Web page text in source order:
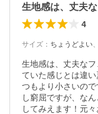
4
サイズ ： ちょうどよい、
生地感は、丈夫な
ていた感じとは違
つもより小さいの
し窮屈ですが、な
してみえます！元